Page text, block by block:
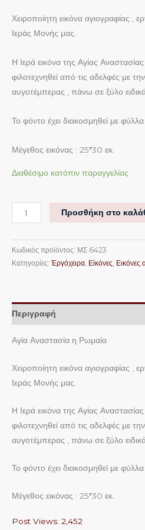
Χειροποίητη εικόνα αγιογραφίας ,
Ιεράς Μονής μας.
Η Ιερά εικόνα της Αγίας
φιλοτεχνηθεί από τις αδελφές με
αυγοτέμπερας , πάνω σε ξύλο
Το φόντο έχει διακοσμηθεί με
Μέγεθος εικόνας : 25*30 εκ.
Διαθέσιμο κατόπιν παραγγελίας
Προσθήκη στο
Κωδικός προϊόντος: ΜΣ 6423
Κατηγορίες: Ἐργόχειρα Εἰκόνες Εικόνες
Περιγραφή
Αγία Αναστασία η Ρωμαία
Χειροποίητη εικόνα αγιογραφίας ,
Ιεράς Μονής μας.
Η Ιερά εικόνα της Αγίας
φιλοτεχνηθεί από τις αδελφές με
αυγοτέμπερας , πάνω σε ξύλο
Το φόντο έχει διακοσμηθεί με
Μέγεθος εικόνας : 25*30 εκ.
Post Views: 2,452